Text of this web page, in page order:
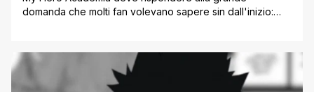
domanda che molti fan volevano sapere sin dall'inizio:
(Toya), l'insetto di fuoco della Lega dei cattivi aveva
chiaramente un quirk che lo avrebbe reso una minaccia
diretta per i personaggi più [']